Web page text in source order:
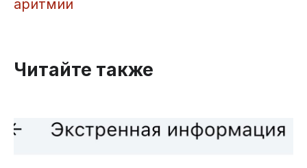
аритмии
Читайте также